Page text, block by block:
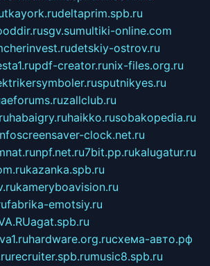
deltaprim.spb.ru
sgv.sumultiki-online.com
cherinvest.rudetskiy-ostrov.ru
pdf-creator.runix-files.org.ru
sputnikyes.ru
aeforums.ruzallclub.ru
habaigry.ruhaikko.rusobakopedia.ru
screensaver-clock.net.ru
npf.net.ru7bit.pp.rukalugatur.ru
kazanka.spb.ru
kameryboavision.ru
fabrika-emotsiy.ru
agat.spb.ru
hardware.org.ruсхема-авто.рф
recruiter.spb.rumusic8.spb.ru